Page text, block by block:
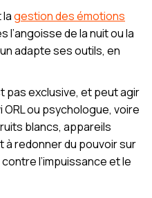
gestion des émotions
l’angoisse de la nuit ou la
adapte ses outils, en
pas exclusive, et peut agir
ORL ou psychologue, voire
blancs, appareils
à redonner du pouvoir sur
l’impuissance et le